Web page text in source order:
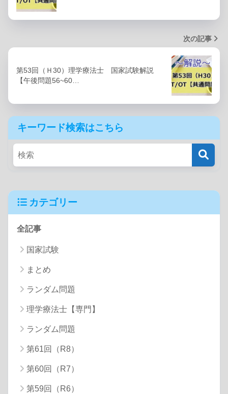
次の記事
第53回（Ｈ30）理学療法士 国家試験解説
【午後問題56~60…
キーワード検索はこちら
カテゴリー
全記事
国家試験
まとめ
ランダム問題
理学療法士【専門】
ランダム問題
第61回（R8）
第60回（R7）
第59回（R6）